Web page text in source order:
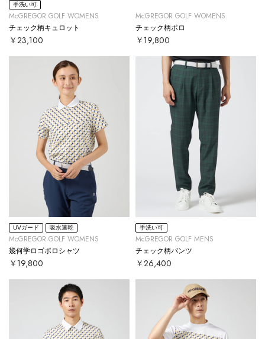
手洗い可
McGREGOR GOLF WOMENS
チェック柄キュロット
￥23,100
McGREGOR GOLF WOMENS
チェック柄ポロ
￥19,800
UVガード 吸水速乾
McGREGOR GOLF WOMENS
幾何学ロゴポロシャツ
￥19,800
手洗い可
McGREGOR GOLF MENS
チェック柄パンツ
￥26,400